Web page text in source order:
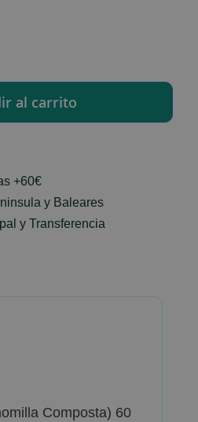
+60€
y Baleares
y Transferencia
Composta) 60